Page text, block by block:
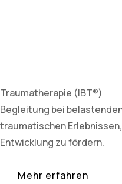
Traumatherapie (IBT®)
Begleitung bei
traumatischen
Entwicklung zu fördern.
Mehr erfahren